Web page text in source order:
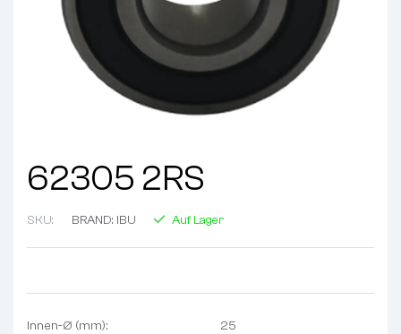
62305 2RS
SKU: BRAND: IBU Auf Lager
Innen-Ø (mm):
25